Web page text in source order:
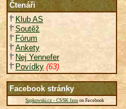
Čtenáři
Klub AS
Soutěž
Fórum
Ankety
Nej Yennefer
Povídky (63)
Facebook stránky
Sapkowski.cz - CS/SK fans on Facebook